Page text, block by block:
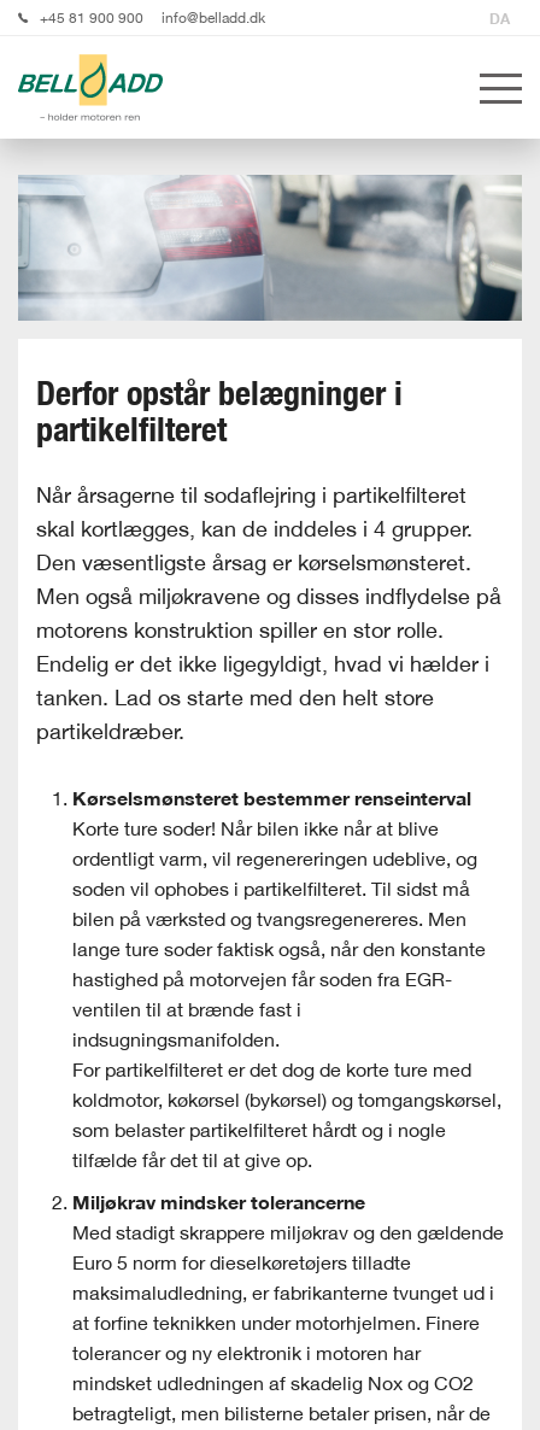
+45 81 900 900 info@belladd.dk DA
Derfor opstår belægninger i
partikelfilteret
Når årsagerne til sodaflejring i partikelfilteret
skal kortlægges, kan de inddeles i 4 grupper.
Den væsentligste årsag er kørselsmønsteret.
Men også miljøkravene og disses indflydelse på
motorens konstruktion spiller en stor rolle.
Endelig er det ikke ligegyldigt, hvad vi hælder i
tanken. Lad os starte med den helt store
partikeldræber.
Kørselsmønsteret bestemmer renseinterval
Korte ture soder! Når bilen ikke når at blive
ordentligt varm, vil regenereringen udeblive, og
soden vil ophobes i partikelfilteret. Til sidst må
bilen på værksted og tvangsregenereres. Men
lange ture soder faktisk også, når den konstante
hastighed på motorvejen får soden fra EGR-
ventilen til at brænde fast i
indsugningsmanifolden.
For partikelfilteret er det dog de korte ture med
koldmotor, køkørsel (bykørsel) og tomgangskørsel,
som belaster partikelfilteret hårdt og i nogle
tilfælde får det til at give op.
Miljøkrav mindsker tolerancerne
Med stadigt skrappere miljøkrav og den gældende
Euro 5 norm for dieselkøretøjers tilladte
maksimaludledning, er fabrikanterne tvunget ud i
at forfine teknikken under motorhjelmen. Finere
tolerancer og ny elektronik i motoren har
mindsket udledningen af skadelig Nox og CO2
betragteligt, men bilisterne betaler prisen, når de